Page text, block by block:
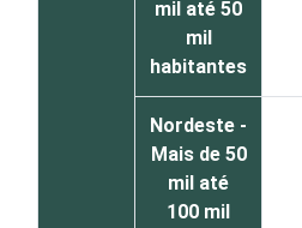
mil até 50
mil
habitantes
Nordeste -
Mais de 50
mil até
100 mil